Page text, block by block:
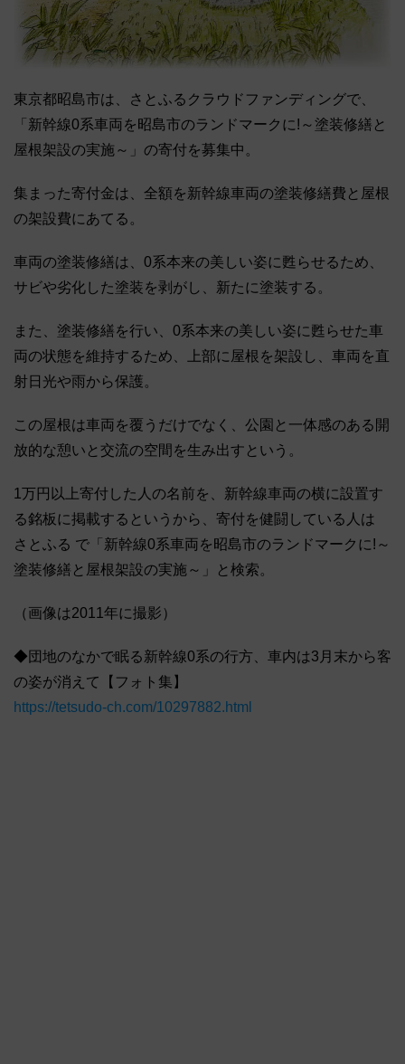
東京都昭島市は、さとふるクラウドファンディングで、
「新幹線0系車両を昭島市のランドマークに!～塗装修繕と
屋根架設の実施～」の寄付を募集中。
集まった寄付金は、全額を新幹線車両の塗装修繕費と屋根
の架設費にあてる。
車両の塗装修繕は、0系本来の美しい姿に甦らせるため、
サビや劣化した塗装を剥がし、新たに塗装する。
また、塗装修繕を行い、0系本来の美しい姿に甦らせた車
両の状態を維持するため、上部に屋根を架設し、車両を直
射日光や雨から保護。
この屋根は車両を覆うだけでなく、公園と一体感のある開
放的な憩いと交流の空間を生み出すという。
1万円以上寄付した人の名前を、新幹線車両の横に設置す
る銘板に掲載するというから、寄付を健闘している人は
さとふる で「新幹線0系車両を昭島市のランドマークに!～
塗装修繕と屋根架設の実施～」と検索。
（画像は2011年に撮影）
◆団地のなかで眠る新幹線0系の行方、車内は3月末から客
の姿が消えて【フォト集】
https://tetsudo-ch.com/10297882.html